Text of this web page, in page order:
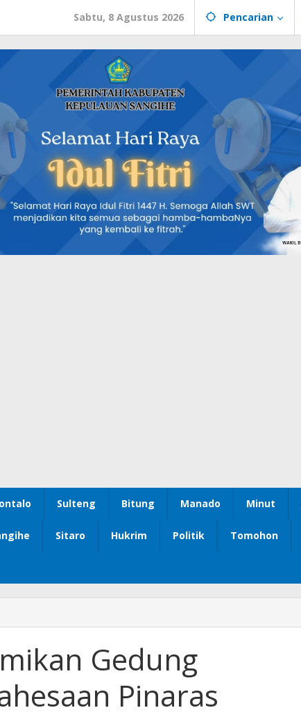
Sabtu, 8 Agustus 2026 Pencarian
Sulteng Bitung Manado Minut
Sitaro Hukrim Politik Tomohon
Gedung
Pinaras